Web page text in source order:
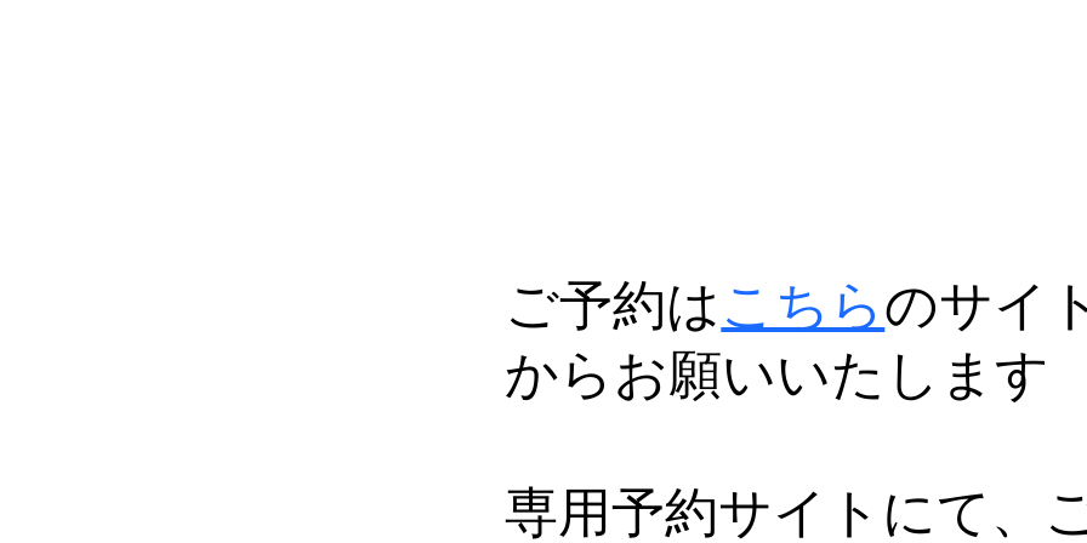
ご予約はこちらのサイ
からお願いいたします
専用予約サイトにて、